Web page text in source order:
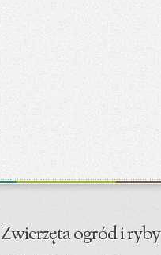
Zwierzęta ogród i ryby